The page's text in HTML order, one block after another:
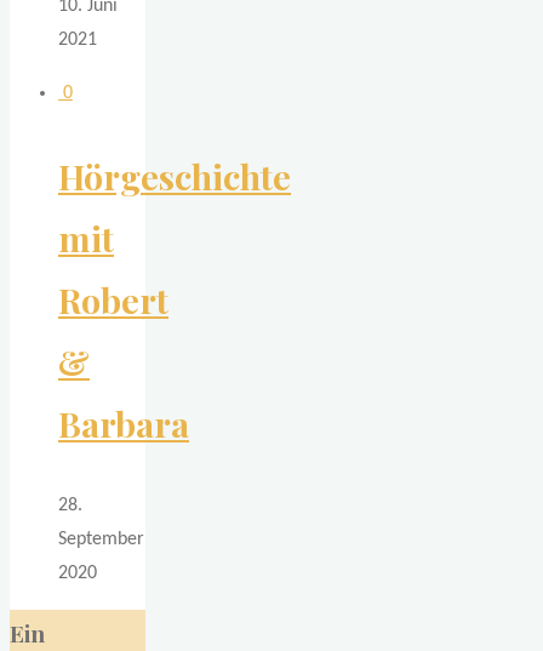
10. Juni
2021
0
Hörgeschichte
mit
Robert
&
Barbara
28.
September
2020
Ein